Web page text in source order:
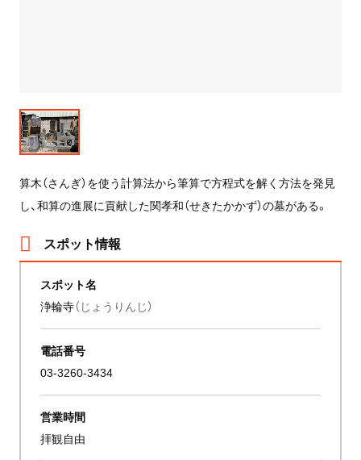
算木（さんぎ）を使う計算法から筆算で方程式を解く方法を発見
し、和算の進展に貢献した関孝和（せきたかかず）の墓がある。
スポット情報
スポット名
浄輪寺（じょうりんじ）
電話番号
03-3260-3434
営業時間
拝観自由